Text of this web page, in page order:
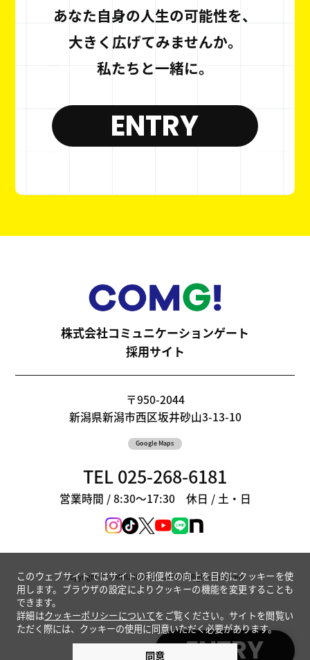
あなた自身の人生の可能性を、
大きく広げてみませんか。
私たちと一緒に。
ENTRY
株式会社コミュニケーションゲート
採用サイト
〒950-2044
新潟県新潟市西区坂井砂山3-13-10
Google Maps
TEL025-268-6181
営業時間 / 8:30〜17:30 休日 / 土・日
Copyright © COMMUNICATION GATE All Rights Reserved.
このウェブサイトではサイトの利便性の向上を目的にクッキーを使
用します。ブラウザの設定によりクッキーの機能を変更することも
できます。
詳細はクッキーポリシーについてをご覧ください。サイトを閲覧い
ただく際には、クッキーの使用に同意いただく必要があります。
同意